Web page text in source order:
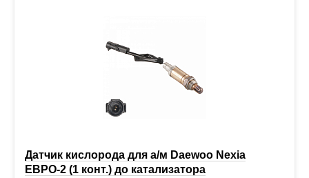
Датчик кислорода для а/м Daewoo Nexia
ЕВРО-2 (1 конт.) до катализатора